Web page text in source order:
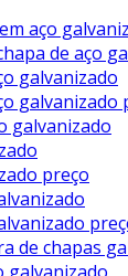
aço
de aço
galvanizado
galvanizado
galvanizado
preço
de chapas